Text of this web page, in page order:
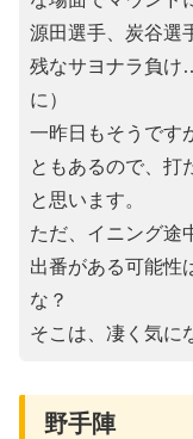
源田選手、炭谷選
残なサヨナラ負け
に）
一昨日もそうです
ともあるので、打
と思います。
ただ、イニング途
出番がある可能性
な？
そこは、凄く気に
野手陣